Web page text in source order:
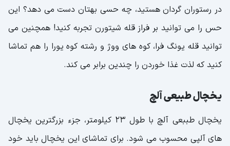
در رستوران گردان هستید، چه حسی بهتان دست می دهد؟ این
حس را می توانید بر فراز قله شیتورن تجربه کنید! همچنین می
توانید قله یونگ فرا، کوه های ووژ و رشته کوه یورا را هم تماشا
کنید که لذت غذا خوردن را چندین برابر می کند.
یخچال طبیعی آلچ
یخچال طببعی آلچ با طول 23 کیلومتر، جزء بزرگترین یخچال
های آلپی محسوب می شود. برای تماشای این یخچال باید خود